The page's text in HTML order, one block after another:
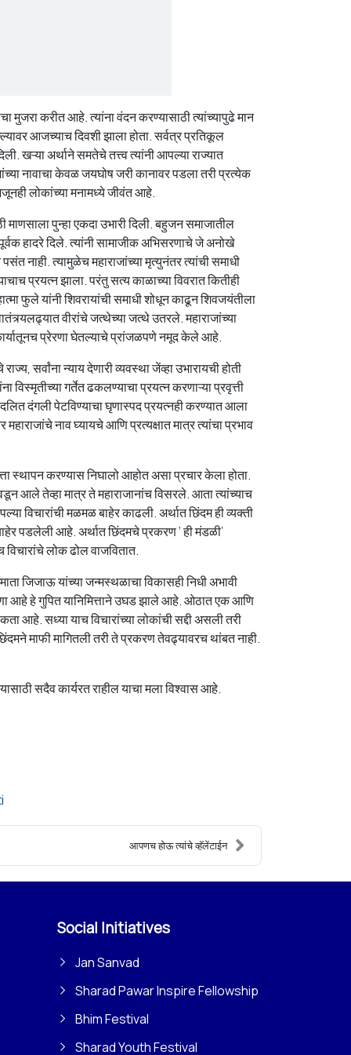
मुजरा करीत आहे. त्यांना वंदन करण्यासाठी त्यांच्यापुढे मान
आजच्याच दिवशी झाला होता. सर्वत्र प्रतिकूल
खऱ्या अर्थाने समतेचे तत्त्व त्यांनी आपल्या राज्यात
नावाचा केवळ जयघोष जरी कानावर पडला तरी प्रत्येक
लोकांच्या मनामध्ये जीवंत आहे.
पुन्हा एकदा उभारी दिली. बहुजन समाजातील
हादरे दिले. त्यांनी सामाजीक अभिसरणाचे जे अनोखे
नाही. त्यामुळेच महाराजांच्या मृत्युनंतर त्यांची समाधी
प्रयत्न झाला. परंतु सत्य काळाच्या विवरात कितीही
फुले यांनी शिवरायांची समाधी शोधून काढून शिवजयंतीला
वीरांचे जत्थेच्या जत्थे उतरले. महाराजांच्या
कार्यातूनच प्रेरणा घेतल्याचे प्रांजळपणे नमूद केले आहे.
सर्वांना न्याय देणारी व्यवस्था जेंव्हा उभारायची होती
गर्तेत ढकलण्याचा प्रयत्न करणाऱ्या प्रवृत्ती
दलित दंगली पेटविण्याचा घृणास्पद प्रयत्नही करण्यात आला
नाव घ्यायचे आणि प्रत्यक्षात मात्र त्यांचा प्रभाव
स्थापन करण्यास निघालो आहोत असा प्रचार केला होता.
आले तेव्हा मात्र ते महाराजानांच विसरले. आता त्यांच्याच
विचारांची मळमळ बाहेर काढली. अर्थात छिंदम ही व्यक्ती
पडलेली आहे. अर्थात छिंदमचे प्रकरण ‘ ही मंडळी’
विचारांचे लोक ढोल वाजवितात.
जिजाऊ यांच्या जन्मस्थळाचा विकासही निधी अभावी
आहे हे गुपित यानिमित्ताने उघड झाले आहे. ओठात एक आणि
आहे. सध्या याच विचारांच्या लोकांची सद्दी असली तरी
माफी मागितली तरी ते प्रकरण तेवढ्यावरच थांबत नाही.
सदैव कार्यरत राहील याचा मला विश्वास आहे.
आपणच होऊ त्यांचे व्हॅलेंटाईन
Social Initiatives
Jan Sanvad
Sharad Pawar Inspire Fellowship
Bhim Festival
Sharad Youth Festival